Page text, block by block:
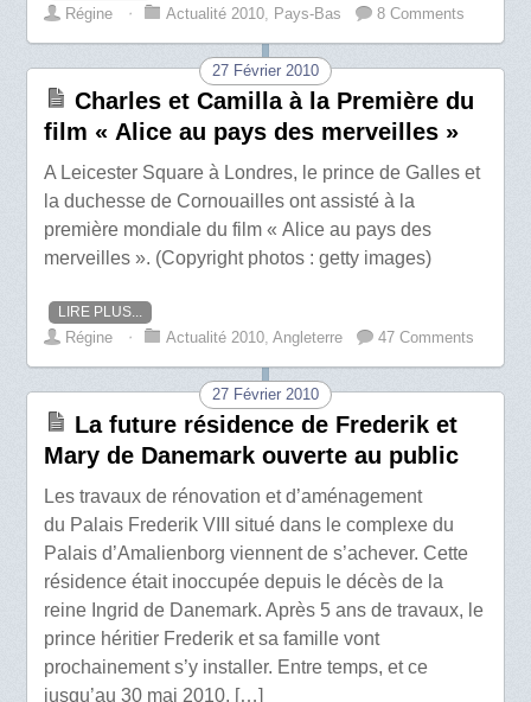
Régine ⋅ Actualité 2010, Pays-Bas 8 Comments
27 Février 2010
Charles et Camilla à la Première du
film « Alice au pays des merveilles »
A Leicester Square à Londres, le prince de Galles et
la duchesse de Cornouailles ont assisté à la
première mondiale du film « Alice au pays des
merveilles ». (Copyright photos : getty images)
LIRE PLUS...
Régine ⋅ Actualité 2010 ,Angleterre 47 Comments
27 Février 2010
La future résidence de Frederik et
Mary de Danemark ouverte au public
Les travaux de rénovation et d’aménagement
du Palais Frederik VIII situé dans le complexe du
Palais d’Amalienborg viennent de s’achever. Cette
résidence était inoccupée depuis le décès de la
reine Ingrid de Danemark. Après 5 ans de travaux, le
prince héritier Frederik et sa famille vont
prochainement s’y installer. Entre temps, et ce
jusqu’au 30 mai 2010, […]